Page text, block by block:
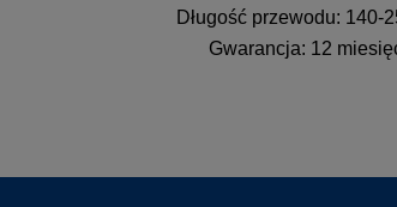
Długość przewodu: 140-
Gwarancja: 12